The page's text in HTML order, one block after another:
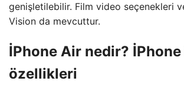
genişletilebilir. Film video seçenekleri
Vision da mevcuttur.
İPhone Air nedir?
özellikleri